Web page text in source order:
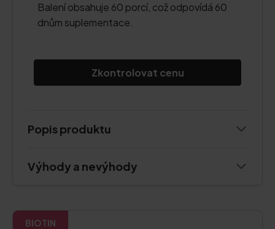
Balení obsahuje 60 porcí, což odpovídá 60
dnům suplementace.
Zkontrolovat cenu
Popis produktu
Výhody a nevýhody
BIOTIN